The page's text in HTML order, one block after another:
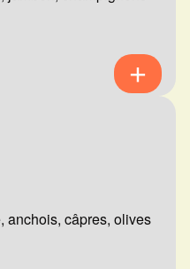
anchois, câpres, olives